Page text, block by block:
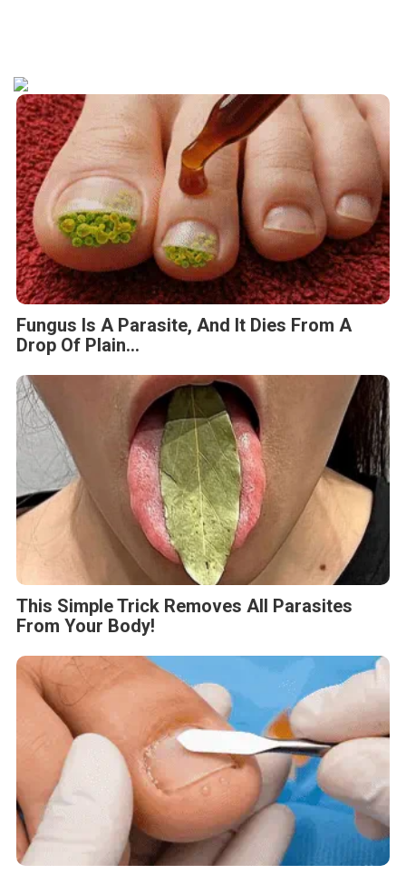
Fungus Is A Parasite, And It Dies From A
Drop Of Plain...
This Simple Trick Removes All Parasites
From Your Body!